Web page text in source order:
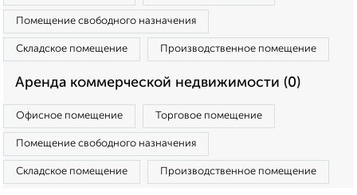
Помещение свободного назначения
Складское помещение Производственное помещение
Аренда коммерческой недвижимости (0)
Офисное помещение Торговое помещение
Помещение свободного назначения
Складское помещение Производственное помещение